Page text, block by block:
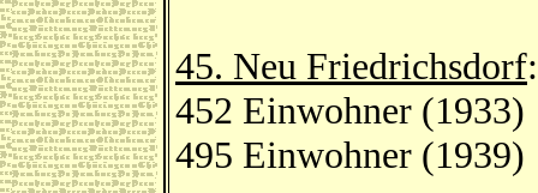
45. Neu Friedrichsdorf:
452 Einwohner (1933)
495 Einwohner (1939)